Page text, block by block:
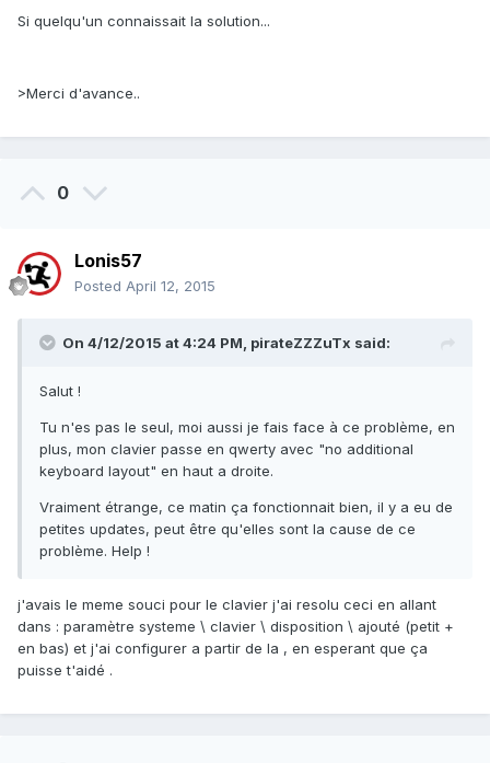
Si quelqu'un connaissait la solution...
>Merci d'avance..
0
Lonis57
Posted April 12, 2015
On 4/12/2015 at 4:24 PM, pirateZZZuTx said:
Salut !
Tu n'es pas le seul, moi aussi je fais face à ce problème, en
plus, mon clavier passe en qwerty avec "no additional
keyboard layout" en haut a droite.
Vraiment étrange, ce matin ça fonctionnait bien, il y a eu de
petites updates, peut être qu'elles sont la cause de ce
problème. Help !
j'avais le meme souci pour le clavier j'ai resolu ceci en allant
dans : paramètre systeme \ clavier \ disposition \ ajouté (petit +
en bas) et j'ai configurer a partir de la , en esperant que ça
puisse t'aidé .